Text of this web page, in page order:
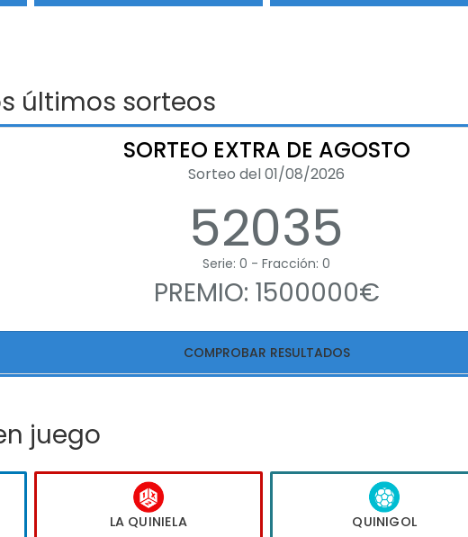
últimos sorteos
SORTEO EXTRA DE AGOSTO
Sorteo del 01/08/2026
52035
Serie: 0 - Fracción: 0
PREMIO: 1500000€
COMPROBAR RESULTADOS
juego
LA QUINIELA
QUINIGOL